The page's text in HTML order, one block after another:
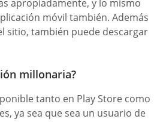
apropiadamente, y lo mismo
móvil también. Además
sitio, también puede descargar
millonaria?
tanto en Play Store como
ya sea que sea un usuario de